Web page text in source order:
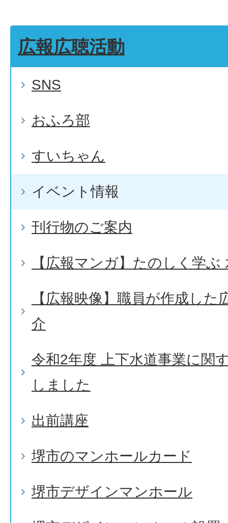
広報広聴活動
SNS
おふろ部
すいちゃん
イベント情報
刊行物のご案内
【広報マンガ】たのしく学ぶ
【広報映像】職員が作成し
介
令和2年度 上下水道事業に関
しました
出前講座
堺市のマンホールカード
堺市デザインマンホール